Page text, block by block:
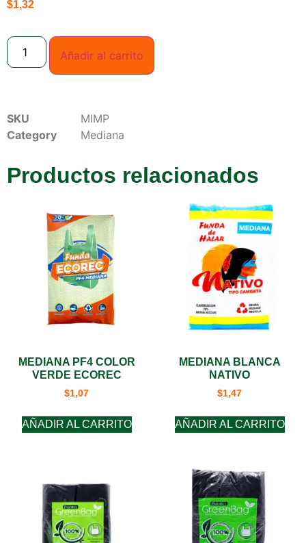
$1,32
Añadir al carrito
SKU
MIMP
Category
Mediana
Productos relacionados
MEDIANA PF4 COLOR
VERDE ECOREC
$1,07
AÑADIR AL CARRITO
MEDIANA BLANCA
NATIVO
$1,47
AÑADIR AL CARRITO